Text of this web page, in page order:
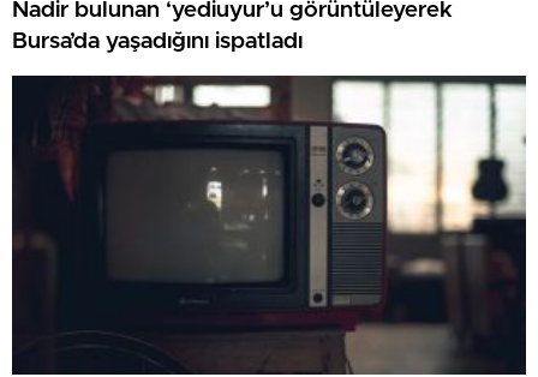
Nadir bulunan ‘yediuyur’u görüntüleyerek
Bursa’da yaşadığını ispatladı